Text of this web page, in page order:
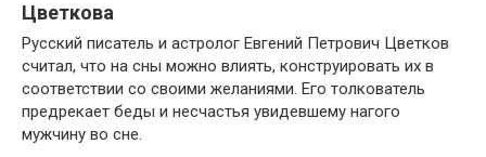
Цветкова
Русский писатель и астролог Евгений Петрович Цветков
считал, что на сны можно влиять, конструировать их в
соответствии со своими желаниями. Его толкователь
предрекает беды и несчастья увидевшему нагого
мужчину во сне.